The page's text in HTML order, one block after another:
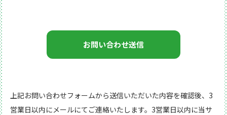
上記お問い合わせフォームから送信いただいた内容を確認後、3
営業日以内にメールにてご連絡いたします。3営業日以内に当サ